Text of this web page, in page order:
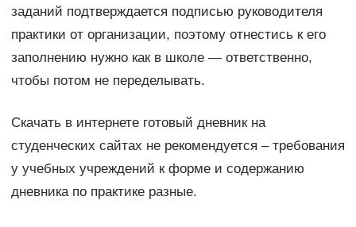
заданий подтверждается подписью руководителя
практики от организации, поэтому отнестись к его
заполнению нужно как в школе — ответственно,
чтобы потом не переделывать.
Скачать в интернете готовый дневник на
студенческих сайтах не рекомендуется – требования
у учебных учреждений к форме и содержанию
дневника по практике разные.